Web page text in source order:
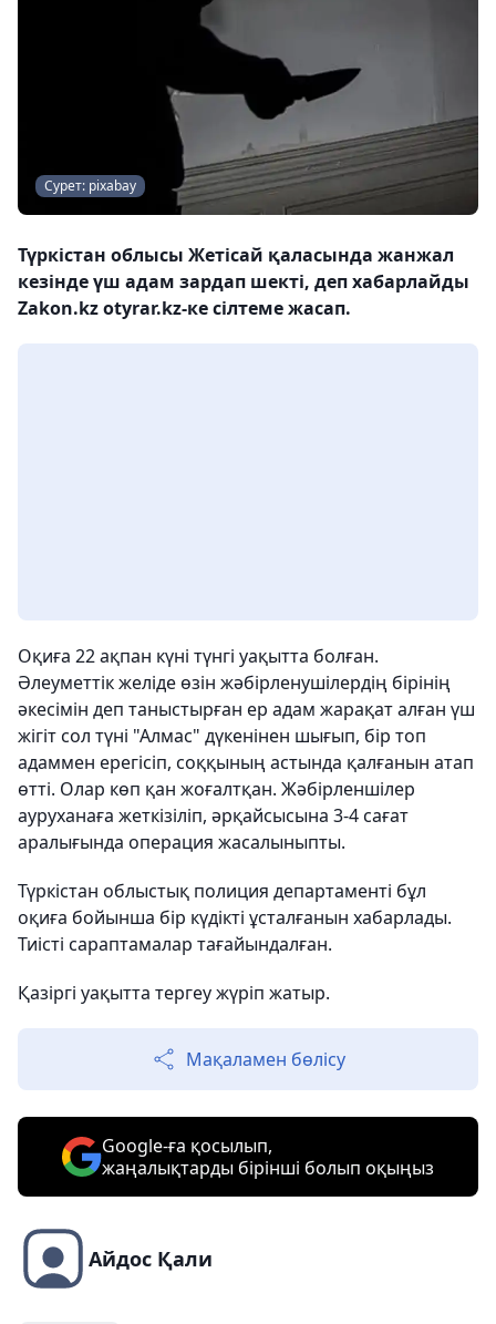
Сурет: pixabay
Түркістан облысы Жетісай қаласында жанжал
кезінде үш адам зардап шекті, деп хабарлайды
Zakon.kz otyrar.kz-ке сілтеме жасап.
Оқиға 22 ақпан күні түнгі уақытта болған.
Әлеуметтік желіде өзін жәбірленушілердің бірінің
әкесімін деп таныстырған ер адам жарақат алған үш
жігіт сол түні "Алмас" дүкенінен шығып, бір топ
адаммен ерегісіп, соққының астында қалғанын атап
өтті. Олар көп қан жоғалтқан. Жәбірленшілер
ауруханаға жеткізіліп, әрқайсысына 3-4 сағат
аралығында операция жасалыныпты.
Түркістан облыстық полиция департаменті бұл
оқиға бойынша бір күдікті ұсталғанын хабарлады.
Тиісті сараптамалар тағайындалған.
Қазіргі уақытта тергеу жүріп жатыр.
Мақаламен бөлісу
Google-ға қосылып,
жаңалықтарды бірінші болып оқыңыз
Айдос Қали